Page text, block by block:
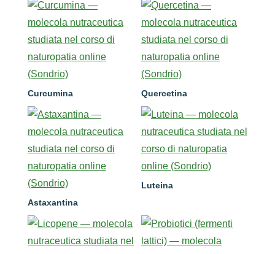
Curcumina Quercetina
Astaxantina
Luteina